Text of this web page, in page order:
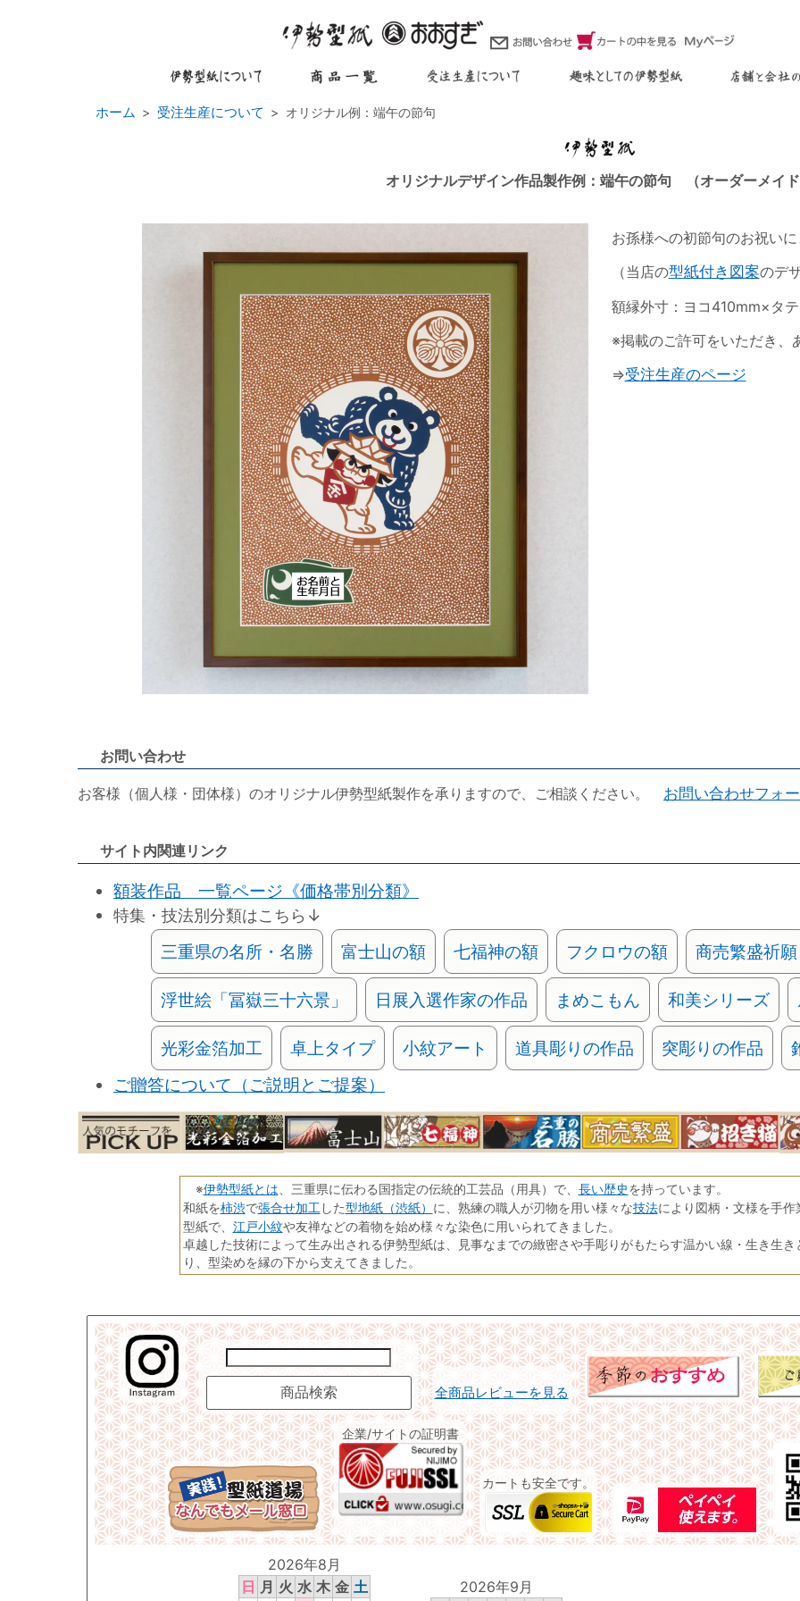
ホーム 受注生産について オリジナル例：端午の節句
オリジナルデザイン作品製作例：端午の節句 （オーダーメイ
お孫様への初節句のお祝い
（当店の型紙付き図案のデ
額縁外寸：ヨコ410mm×タ
※掲載のご許可をいただき、
⇒受注生産のページ
お問い合わせ
お客様（個人様・団体様）のオリジナル伊勢型紙製作を承りますので、ご相談ください。 お問い合わせフォ
サイト内関連リンク
額装作品 一覧ページ《価格帯別分類》
特集・技法別分類はこちら↓
三重県の名所・名勝 富士山の額 七福神の額 フクロウの額 商売繁盛祈願
浮世絵「冨嶽三十六景」 日展入選作家の作品 まめこもん 和美シリーズ
光彩金箔加工 卓上タイプ 小紋アート 道具彫りの作品 突彫りの作品
ご贈答について（ご説明とご提案）
※伊勢型紙とは 、三重県に伝わる国指定の伝統的工芸品（用具）で、 長い歴史を持っています。
和紙を柿渋で張合せ加工 した型地紙（渋紙） に、熟練の職人が刃物を用い様々な技法により図柄・文様を手作
型紙で、 江戸小紋や友禅などの着物を始め様々な染色に用いられてきました。
卓越した技術によって生み出される伊勢型紙は、見事なまでの緻密さや手彫りがもたらす温かい線・生き生き
り、型染めを縁の下から支えてきました。
全商品レビューを見る
企業/サイトの証明書
カートも安全です。
2026年8月
日 月 火 水 木 金 土
2026年9月